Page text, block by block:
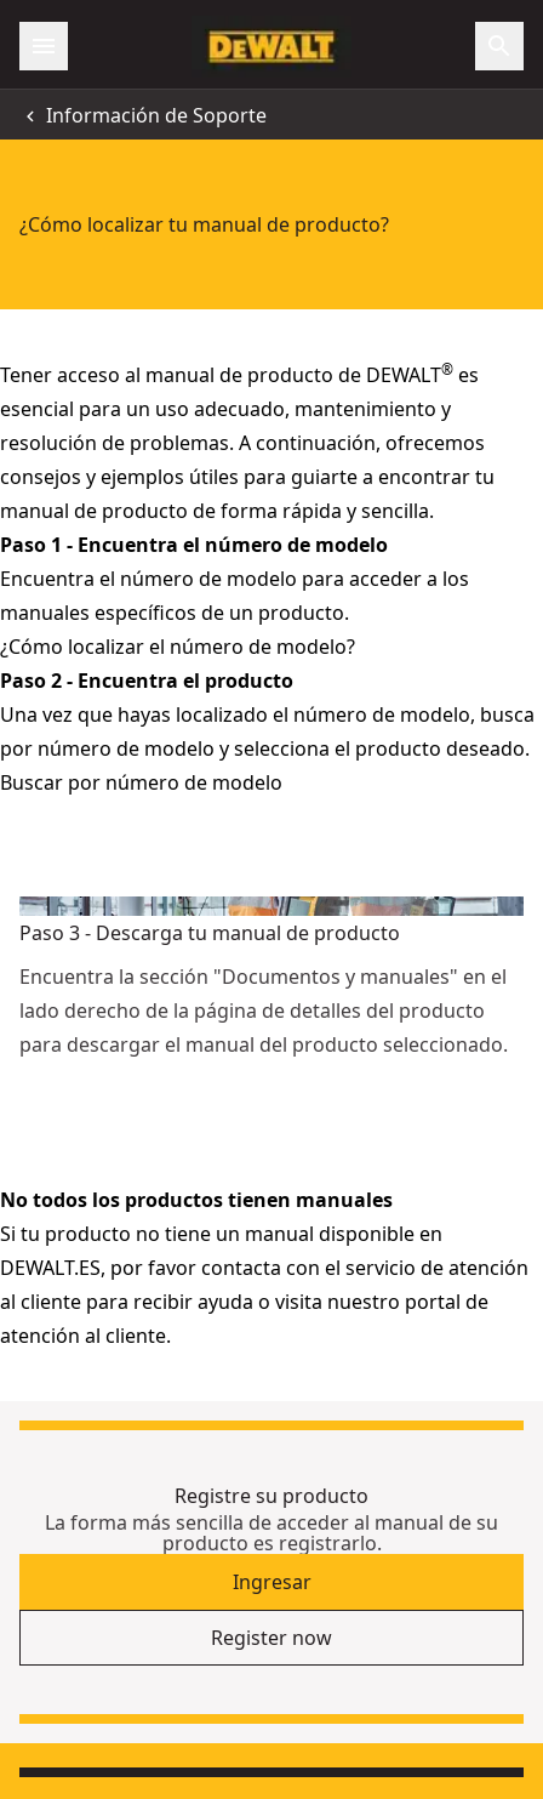
Información de Soporte
¿Cómo localizar tu manual de producto?
Tener acceso al manual de producto de DEWALT® es
esencial para un uso adecuado, mantenimiento y
resolución de problemas. A continuación, ofrecemos
consejos y ejemplos útiles para guiarte a encontrar tu
manual de producto de forma rápida y sencilla.
Paso 1 - Encuentra el número de modelo
Encuentra el número de modelo para acceder a los
manuales específicos de un producto.
¿Cómo localizar el número de modelo?
Paso 2 - Encuentra el producto
Una vez que hayas localizado el número de modelo, busca
por número de modelo y selecciona el producto deseado.
Buscar por número de modelo
Paso 3 - Descarga tu manual de producto
Encuentra la sección "Documentos y manuales" en el
lado derecho de la página de detalles del producto
para descargar el manual del producto seleccionado.
No todos los productos tienen manuales
Si tu producto no tiene un manual disponible en
DEWALT.ES, por favor contacta con el servicio de atención
al cliente para recibir ayuda o visita nuestro portal de
atención al cliente.
Registre su producto
La forma más sencilla de acceder al manual de su
producto es registrarlo.
Ingresar
Register now